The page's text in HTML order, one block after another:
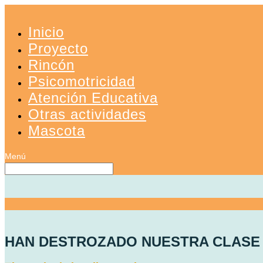
Inicio
Proyecto
Rincón
Psicomotricidad
Atención Educativa
Otras actividades
Mascota
HAN DESTROZADO NUESTRA CLASE